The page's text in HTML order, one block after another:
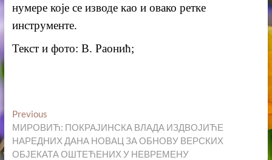
нумере које се изводе као и овако ретке
инструменте.
Текст и фото: В. Раонић;
Кретање
чланка
PreviousPrevious
post:
МИРОВИЋ: ПОКРАЈИНСКА ВЛАДА ИЗДВОЈИЋЕ
НАРЕДНИХ ДАНА НОВАЦ ЗА ОБНОВУ ВЕРСКИХ
ОБЈЕКАТА ОШТЕЋЕНИХ У НЕВРЕМЕНУ